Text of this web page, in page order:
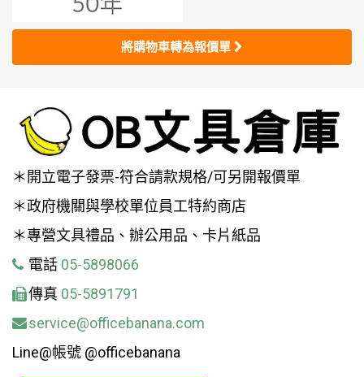
將購物車轉為報價單
＊開立電子發票-符合請款規格/可另開報價單
＊政府機關與學校單位員工特約商店
＊專營文具禮品、辦公用品、卡片紙品
電話 05-5898066
傳真 05-5891791
service@officebanana.com
Line@帳號 @officebanana